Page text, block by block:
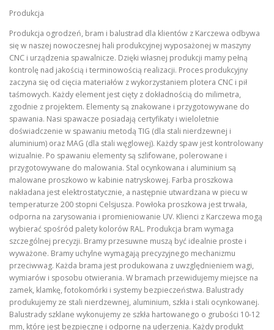
Produkcja
Produkcja ogrodzeń, bram i balustrad dla klientów z Karczewa odbywa
się w naszej nowoczesnej hali produkcyjnej wyposażonej w maszyny
CNC i urządzenia spawalnicze. Dzięki własnej produkcji mamy pełną
kontrolę nad jakością i terminowością realizacji. Proces produkcyjny
zaczyna się od cięcia materiałów z wykorzystaniem plotera CNC i pił
taśmowych. Każdy element jest cięty z dokładnością do milimetra,
zgodnie z projektem. Elementy są znakowane i przygotowywane do
spawania. Nasi spawacze posiadają certyfikaty i wieloletnie
doświadczenie w spawaniu metodą TIG (dla stali nierdzewnej i
aluminium) oraz MAG (dla stali węglowej). Każdy spaw jest kontrolowany
wizualnie. Po spawaniu elementy są szlifowane, polerowane i
przygotowywane do malowania. Stal ocynkowana i aluminium są
malowane proszkowo w kabinie natryskowej. Farba proszkowa
nakładana jest elektrostatycznie, a następnie utwardzana w piecu w
temperaturze 200 stopni Celsjusza. Powłoka proszkowa jest trwała,
odporna na zarysowania i promieniowanie UV. Klienci z Karczewa mogą
wybierać spośród palety kolorów RAL. Produkcja bram wymaga
szczególnej precyzji. Bramy przesuwne muszą być idealnie proste i
wyważone. Bramy uchylne wymagają precyzyjnego mechanizmu
przeciwwag. Każda brama jest produkowana z uwzględnieniem wagi,
wymiarów i sposobu otwierania. W bramach przewidujemy miejsce na
zamek, klamkę, fotokomórki i systemy bezpieczeństwa. Balustrady
produkujemy ze stali nierdzewnej, aluminium, szkła i stali ocynkowanej.
Balustrady szklane wykonujemy ze szkła hartowanego o grubości 10-12
mm, które jest bezpieczne i odporne na uderzenia. Każdy produkt